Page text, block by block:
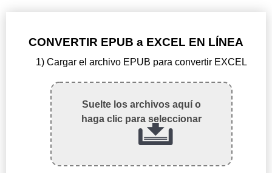
CONVERTIR EPUB a EXCEL EN LÍNEA
1) Cargar el archivo EPUB para convertir EXCEL
Suelte los archivos aquí o
haga clic para seleccionar